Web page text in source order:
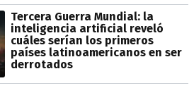
Tercera Guerra Mundial: la
inteligencia artificial reveló
cuáles serían los primeros
países latinoamericanos en ser
derrotados